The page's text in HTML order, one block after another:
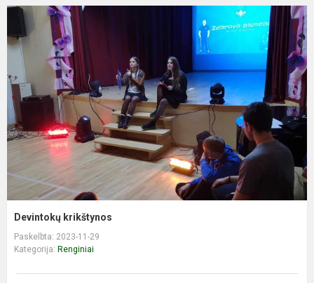
Devintokų krikštynos
Paskelbta: 2023-11-29
Kategorija: Renginiai